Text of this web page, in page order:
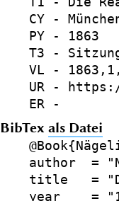
CY -
PY - 1863
T3 -
VL -
UR -
BibTex als Datei
author  =
title   =
year    =